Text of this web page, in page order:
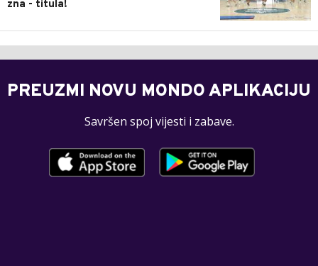
zna - titula!
PREUZMI NOVU MONDO APLIKACIJU
Savršen spoj vijesti i zabave.